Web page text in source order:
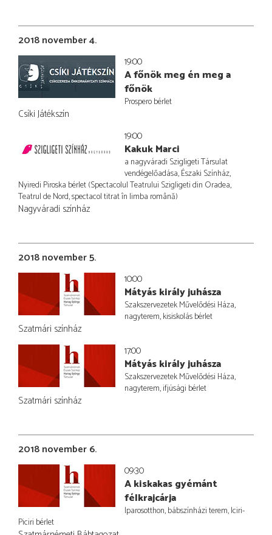
2018 november 4.
19:00
A főnök meg én meg a
főnök
Prospero bérlet
Csíki Játékszín
19:00
Kakuk Marci
a nagyváradi Szigligeti Társulat
vendégelőadása, Északi Színház,
Nyiredi Piroska bérlet (Spectacolul Teatrului Szigligeti din Oradea,
Teatrul de Nord, spectacol titrat în limba română)
Nagyváradi színház
2018 november 5.
10:00
Mátyás király juhásza
Szakszervezetek Művelődési Háza,
nagyterem, kisiskolás bérlet
Szatmári színház
17:00
Mátyás király juhásza
Szakszervezetek Művelődési Háza,
nagyterem, ifjúsági bérlet
Szatmári színház
2018 november 6.
09:30
A kiskakas gyémánt
félkrajcárja
Iparosotthon, bábszínházi terem, Iciri-
Piciri bérlet